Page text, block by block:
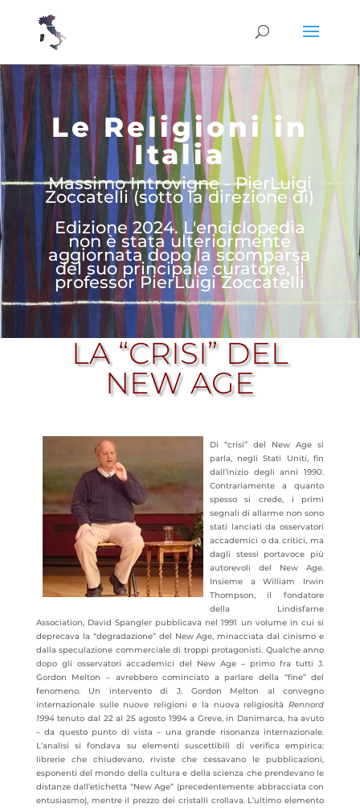
Le Religioni in
Italia
Massimo Introvigne - PierLuigi
Zoccatelli (sotto la direzione di)
Edizione 2024. L'enciclopedia
non è stata ulteriormente
aggiornata dopo la scomparsa
del suo principale curatore, il
professor PierLuigi Zoccatelli
LA “CRISI” DEL
NEW AGE
Di “crisi” del New Age si
parla, negli Stati Uniti, fin
dall’inizio degli anni 1990.
Contrariamente a quanto
spesso si crede, i primi
segnali di allarme non sono
stati lanciati da osservatori
accademici o da critici, ma
dagli stessi portavoce più
autorevoli del New Age.
Insieme a William Irwin
Thompson, il fondatore
della Lindisfarne
Association, David Spangler pubblicava nel 1991 un volume in cui si
deprecava la “degradazione” del New Age, minacciata dal cinismo e
dalla speculazione commerciale di troppi protagonisti. Qualche anno
dopo gli osservatori accademici del New Age – primo fra tutti J.
Gordon Melton – avrebbero cominciato a parlare della “fine” del
fenomeno. Un intervento di J. Gordon Melton al convegno
internazionale sulle nuove religioni e la nuova religiositàRennord
1994tenuto dal 22 al 25 agosto 1994 a Greve, in Danimarca, ha avuto
– da questo punto di vista – una grande risonanza internazionale.
L’analisi si fondava su elementi suscettibili di verifica empirica:
librerie che chiudevano, riviste che cessavano le pubblicazioni,
esponenti del mondo della cultura e della scienza che prendevano le
distanze dall’etichetta “New Age” (precedentemente abbracciata con
entusiasmo), mentre il prezzo dei cristalli crollava. L’ultimo elemento